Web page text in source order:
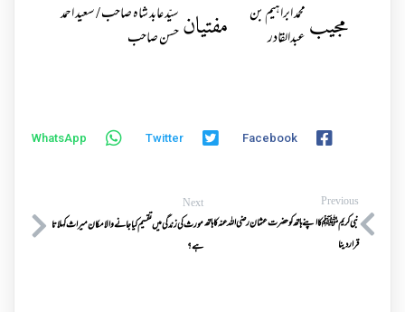
مجیب محمد ابراہیم بن
عبدالقادر
مفتیان سیّد عابد شاہ صاحب / سعید احمد
حسن صاحب
Facebook
Twitter
WhatsApp
Previous
نبی کریم ﷺ کا اپنے ہاتھ کو حضرت عثمان رضی اللہ عنہ کا ہاتھ
قرار دینا
Next
مورث کی زندگی میں تقسیم کیا جانے والا مکان میراث کہلاتا
ہے؟